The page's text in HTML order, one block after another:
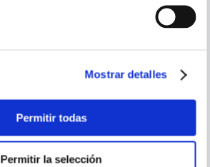
Mostrar detalles
Permitir todas
Permitir la selección